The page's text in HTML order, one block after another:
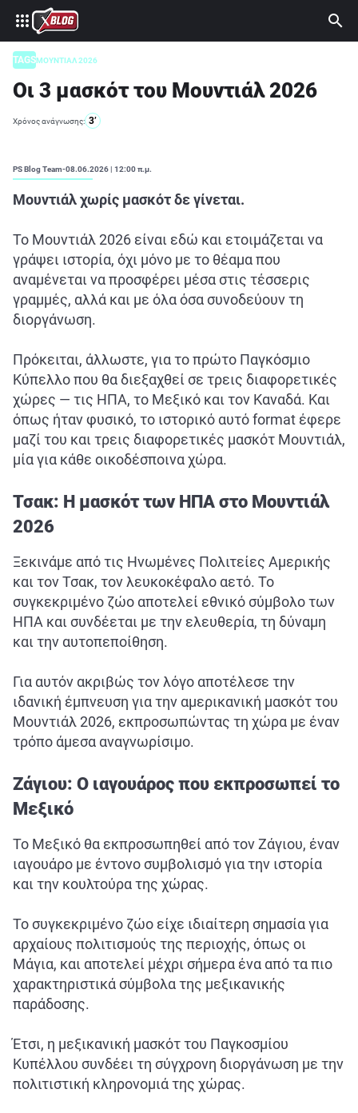
⚽ ΜΟΥΝΤΙΑΛ 2026
ΣΤΟΙΧΗΜΑ
CASINO
ΠΡΟΓΝΩΣΤΙΚΑ ΤIPSTERS
TSILI LEAGUE
RETRO
BLOGS
ΑΘΛΗΤΙΚΑ
ΑΘΛΗΤΙΚΕΣ ΜΕΤΑΔΟΣΕΙΣ
Εξυπηρέτηση Πελατών
TAGSΜΟΥΝΤΙΑΛ 2026
Οι 3 μασκότ του Μουντιάλ 2026
Χρόνος ανάγνωσης: 3’
PS Blog Team-08.06.2026 | 12:00 π.μ.
Μουντιάλ χωρίς μασκότ δε γίνεται.
Το Μουντιάλ 2026 είναι εδώ και ετοιμάζεται να
γράψει ιστορία, όχι μόνο με το θέαμα που
αναμένεται να προσφέρει μέσα στις τέσσερις
γραμμές, αλλά και με όλα όσα συνοδεύουν τη
διοργάνωση.
Πρόκειται, άλλωστε, για το πρώτο Παγκόσμιο
Κύπελλο που θα διεξαχθεί σε τρεις διαφορετικές
χώρες — τις ΗΠΑ, το Μεξικό και τον Καναδά. Και
όπως ήταν φυσικό, το ιστορικό αυτό format έφερε
μαζί του και τρεις διαφορετικές μασκότ Μουντιάλ,
μία για κάθε οικοδέσποινα χώρα.
Τσακ: Η μασκότ των ΗΠΑ στο Μουντιάλ
2026
Ξεκινάμε από τις Ηνωμένες Πολιτείες Αμερικής
και τον Τσακ, τον λευκοκέφαλο αετό. Το
συγκεκριμένο ζώο αποτελεί εθνικό σύμβολο των
ΗΠΑ και συνδέεται με την ελευθερία, τη δύναμη
και την αυτοπεποίθηση.
Για αυτόν ακριβώς τον λόγο αποτέλεσε την
ιδανική έμπνευση για την αμερικανική μασκότ του
Μουντιάλ 2026, εκπροσωπώντας τη χώρα με έναν
τρόπο άμεσα αναγνωρίσιμο.
Ζάγιου: Ο ιαγουάρος που εκπροσωπεί το
Μεξικό
Το Μεξικό θα εκπροσωπηθεί από τον Ζάγιου, έναν
ιαγουάρο με έντονο συμβολισμό για την ιστορία
και την κουλτούρα της χώρας.
Το συγκεκριμένο ζώο είχε ιδιαίτερη σημασία για
αρχαίους πολιτισμούς της περιοχής, όπως οι
Μάγια, και αποτελεί μέχρι σήμερα ένα από τα πιο
χαρακτηριστικά σύμβολα της μεξικανικής
παράδοσης.
Έτσι, η μεξικανική μασκότ του Παγκοσμίου
Κυπέλλου συνδέει τη σύγχρονη διοργάνωση με την
πολιτιστική κληρονομιά της χώρας.